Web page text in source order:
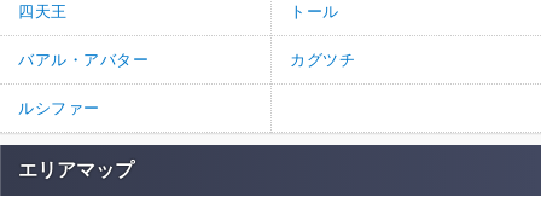
四天王 トール
バアル・アバター カグツチ
ルシファー
エリアマップ